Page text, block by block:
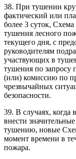
38. При тушении
фактический или
более 3 суток,
тушения лесного
текущего дня, с
руководителям
участвующих в
тушения по запросу
(или) комиссию по
чрезвычайных
безопасности.
39. В случаях, когда
внести
тушению, новые
момент времени в
пожара.